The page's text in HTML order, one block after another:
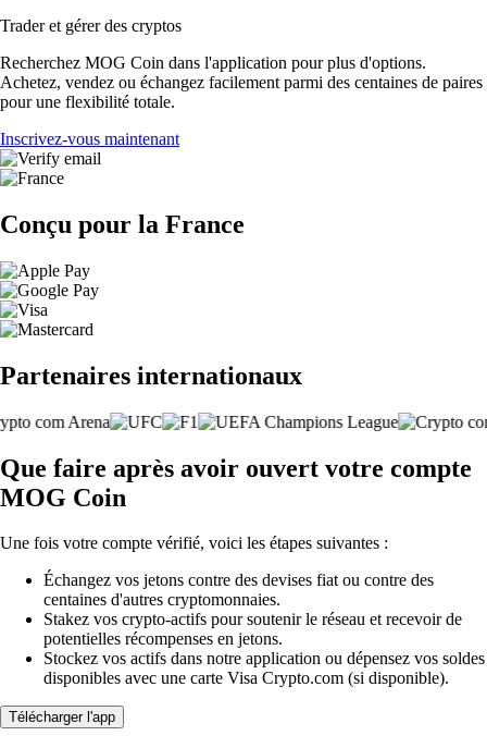
Trader et gérer des cryptos
Recherchez MOG Coin dans l'application pour plus d'options.
Achetez, vendez ou échangez facilement parmi des centaines de paires
pour une flexibilité totale.
Inscrivez-vous maintenant
Conçu pour la France
Partenaires internationaux
Que faire après avoir ouvert votre compte
MOG Coin
Une fois votre compte vérifié, voici les étapes suivantes :
Échangez vos jetons contre des devises fiat ou contre des
centaines d'autres cryptomonnaies.
Stakez vos crypto-actifs pour soutenir le réseau et recevoir de
potentielles récompenses en jetons.
Stockez vos actifs dans notre application ou dépensez vos soldes
disponibles avec une carte Visa Crypto.com (si disponible).
Télécharger l'app